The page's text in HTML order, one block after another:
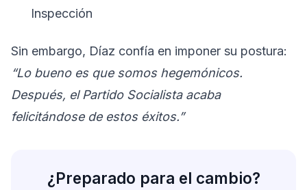
Inspección
Sin embargo, Díaz confía en imponer su postura:
“Lo bueno es que somos hegemónicos.
Después, el Partido Socialista acaba
felicitándose de estos éxitos.”
¿Preparado para el cambio?